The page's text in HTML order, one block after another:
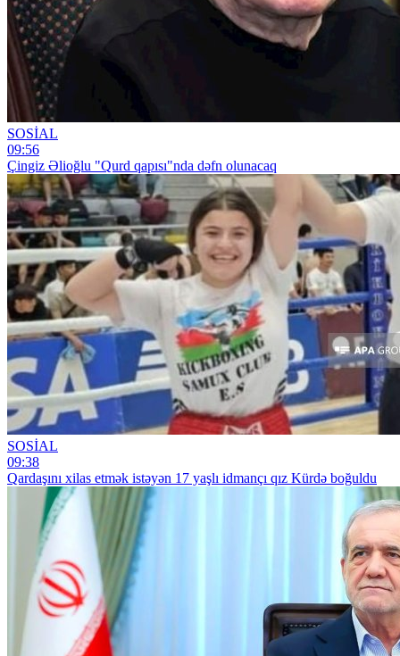
SOSİAL
09:56
Çingiz Əlioğlu "Qurd qapısı"nda dəfn olunacaq
SOSİAL
09:38
Qardaşını xilas etmək istəyən 17 yaşlı idmançı qız Kürdə boğuldu